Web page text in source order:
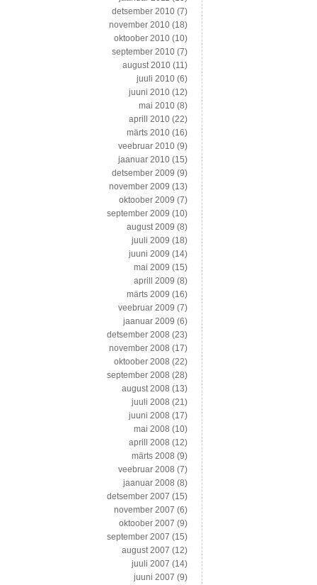
detsember 2010 (7)
november 2010 (18)
oktoober 2010 (10)
september 2010 (7)
august 2010 (11)
juuli 2010 (6)
juuni 2010 (12)
mai 2010 (8)
aprill 2010 (22)
märts 2010 (16)
veebruar 2010 (9)
jaanuar 2010 (15)
detsember 2009 (9)
november 2009 (13)
oktoober 2009 (7)
september 2009 (10)
august 2009 (8)
juuli 2009 (18)
juuni 2009 (14)
mai 2009 (15)
aprill 2009 (8)
märts 2009 (16)
veebruar 2009 (7)
jaanuar 2009 (6)
detsember 2008 (23)
november 2008 (17)
oktoober 2008 (22)
september 2008 (28)
august 2008 (13)
juuli 2008 (21)
juuni 2008 (17)
mai 2008 (10)
aprill 2008 (12)
märts 2008 (9)
veebruar 2008 (7)
jaanuar 2008 (8)
detsember 2007 (15)
november 2007 (6)
oktoober 2007 (9)
september 2007 (15)
august 2007 (12)
juuli 2007 (14)
juuni 2007 (9)